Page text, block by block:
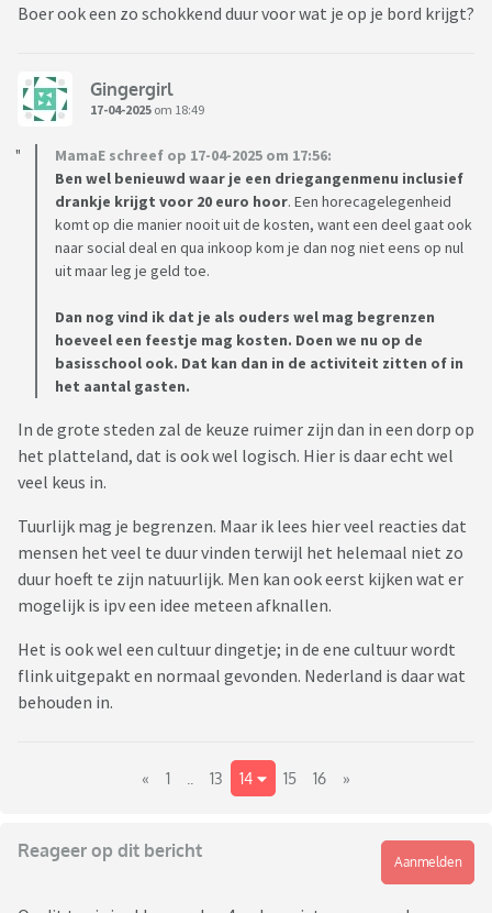
Boer ook een zo schokkend duur voor wat je op je bord krijgt?
Gingergirl
17-04-2025 om 18:49
MamaE schreef op 17-04-2025 om 17:56:
Ben wel benieuwd waar je een driegangenmenu inclusief
drankje krijgt voor 20 euro hoor. Een horecagelegenheid
komt op die manier nooit uit de kosten, want een deel gaat ook
naar social deal en qua inkoop kom je dan nog niet eens op nul
uit maar leg je geld toe.
Dan nog vind ik dat je als ouders wel mag begrenzen
hoeveel een feestje mag kosten. Doen we nu op de
basisschool ook. Dat kan dan in de activiteit zitten of in
het aantal gasten.
In de grote steden zal de keuze ruimer zijn dan in een dorp op
het platteland, dat is ook wel logisch. Hier is daar echt wel
veel keus in.
Tuurlijk mag je begrenzen. Maar ik lees hier veel reacties dat
mensen het veel te duur vinden terwijl het helemaal niet zo
duur hoeft te zijn natuurlijk. Men kan ook eerst kijken wat er
mogelijk is ipv een idee meteen afknallen.
Het is ook wel een cultuur dingetje; in de ene cultuur wordt
flink uitgepakt en normaal gevonden. Nederland is daar wat
behouden in.
« 1 13 14 15 16 »
Reageer op dit bericht
Aanmelden